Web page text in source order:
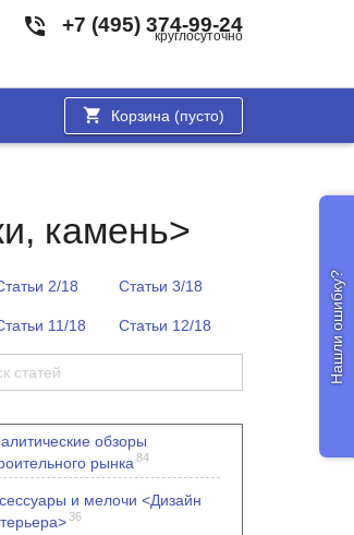
+7 (495) 374-99-24
круглосуточно
Корзина (пусто)
камень>
2/18 Статьи 3/18
11/18 Статьи 12/18
обзоры
рынка 84
и мелочи <Дизайн
36
Нашли ошибку?